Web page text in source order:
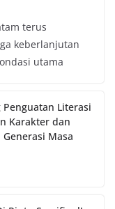
terus
keberlanjutan
utama
Penguatan Literasi
Karakter dan
Masa